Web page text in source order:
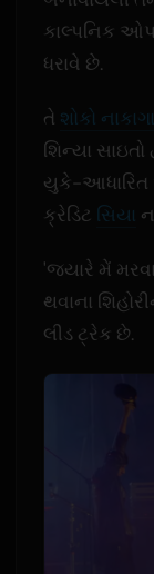
કાલ્પનિક
ધરાવે છે.
તે શોકો
શિન્યા
યુકે-આધારિત
ક્રેડિટ સિયા
'જ્યારે મેં
થવાના
લીડ ટ્રેક છે.